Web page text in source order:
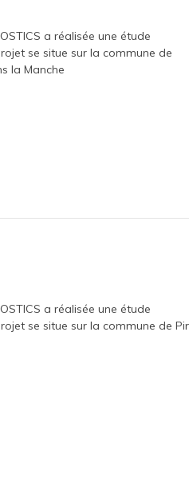
a réalisée une étude
se situe sur la commune de
la Manche
a réalisée une étude
se situe sur la commune de